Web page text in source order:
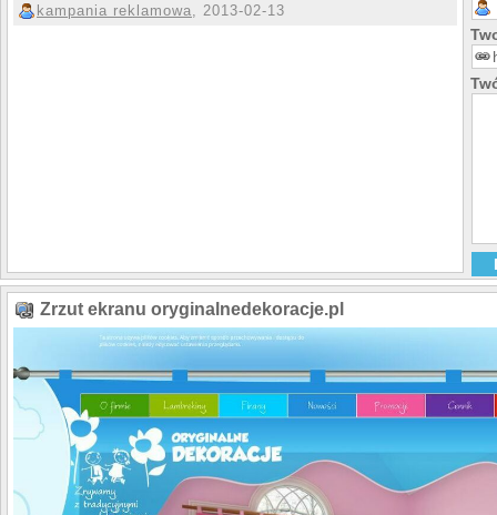
kampania reklamowa, 2013-02-13
Zrzut ekranu oryginalnedekoracje.pl